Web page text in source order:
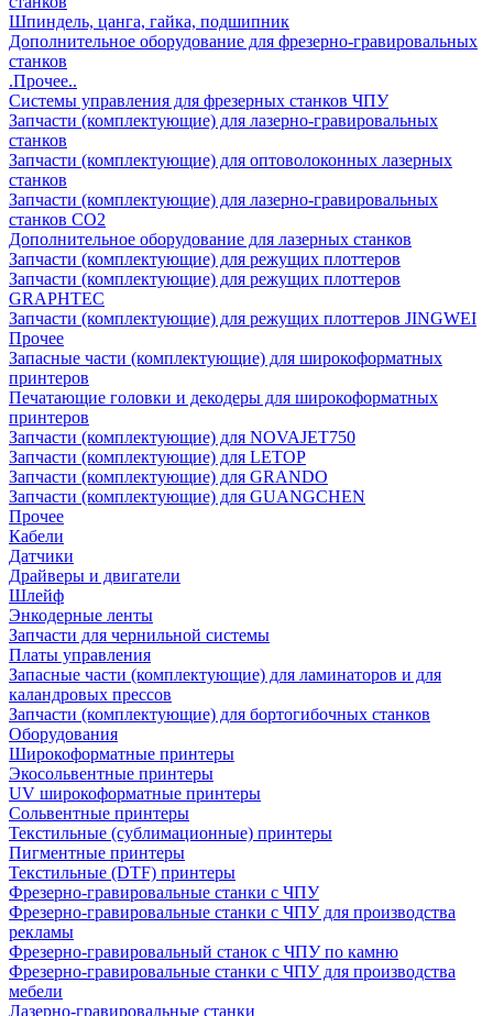
Шпиндель, цанга, гайка, подшипник
Дополнительное оборудование для фрезерно-гравировальных
станков
.Прочее..
Системы управления для фрезерных станков ЧПУ
Запчасти (комплектующие) для лазерно-гравировальных
станков
Запчасти (комплектующие) для оптоволоконных лазерных
станков
Запчасти (комплектующие) для лазерно-гравировальных
станков CO2
Дополнительное оборудование для лазерных станков
Запчасти (комплектующие) для режущих плоттеров
Запчасти (комплектующие) для режущих плоттеров
GRAPHTEC
Запчасти (комплектующие) для режущих плоттеров JINGWEI
Прочее
Запасные части (комплектующие) для широкоформатных
принтеров
Печатающие головки и декодеры для широкоформатных
принтеров
Запчасти (комплектующие) для NOVAJET750
Запчасти (комплектующие) для LETOP
Запчасти (комплектующие) для GRANDO
Запчасти (комплектующие) для GUANGCHEN
Прочее
Кабели
Датчики
Драйверы и двигатели
Шлейф
Энкодерные ленты
Запчасти для чернильной системы
Платы управления
Запасные части (комплектующие) для ламинаторов и для
каландровых прессов
Запчасти (комплектующие) для бортогибочных станков
Оборудования
Широкоформатные принтеры
Экосольвентные принтеры
UV широкоформатные принтеры
Сольвентные принтеры
Текстильные (сублимационные) принтеры
Пигментные принтеры
Текстильные (DTF) принтеры
Фрезерно-гравировальные станки с ЧПУ
Фрезерно-гравировальные станки с ЧПУ для производства
рекламы
Фрезерно-гравировальный станок с ЧПУ по камню
Фрезерно-гравировальные станки с ЧПУ для производства
мебели
Лазерно-гравировальные станки